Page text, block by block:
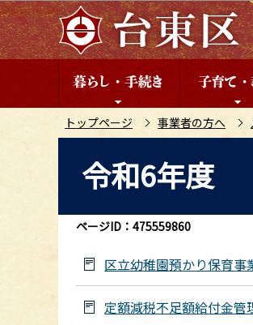
こ
の
ペ
トップページ 事業者の方へ
こ
令和6年度
ページID：475559860
区立幼稚園預かり保育
定額減税不足額給付金